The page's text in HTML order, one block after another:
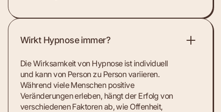
Wirkt Hypnose immer?
Die Wirksamkeit von Hypnose ist individuell
und kann von Person zu Person variieren.
Während viele Menschen positive
Veränderungen erleben, hängt der Erfolg von
verschiedenen Faktoren ab, wie Offenheit,